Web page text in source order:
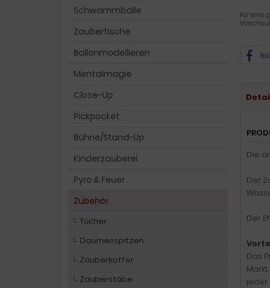
Für eine
Die
Der
Der
Das
jeder
Schwammbälle
Zaubertische
Ballonmodellieren
Mentalmagie
Close-Up
Pickpocket
Bühne/Stand-Up
Kinderzauberei
Pyro & Feuer
Zubehör
Tücher
Daumenspitzen
Zauberkoffer
Zauberstäbe